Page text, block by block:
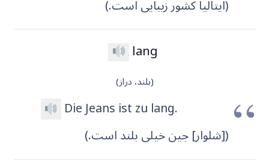
(ایتالیا کشور زیبایی است.)
lang
(بلند، دراز)
Die Jeans ist zu lang.
([شلوار] جین خیلی بلند است.)